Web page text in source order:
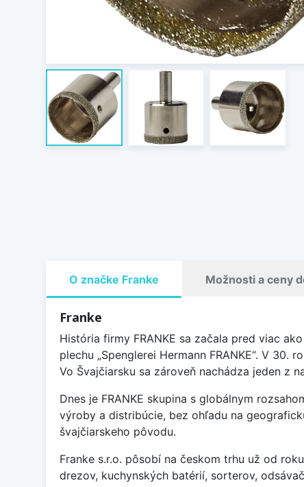
O značke Franke Možnosti a ceny
Franke
História firmy FRANKE sa začala pred viac
plechu „Spenglerei Hermann FRANKE“. V
Vo Švajčiarsku sa zároveň nachádza jeden z
Dnes je FRANKE skupina s globálnym
výroby a distribúcie, bez ohľadu na
švajčiarskeho pôvodu.
Franke s.r.o. pôsobí na českom trhu už od
drezov, kuchynských batérií, sorterov,